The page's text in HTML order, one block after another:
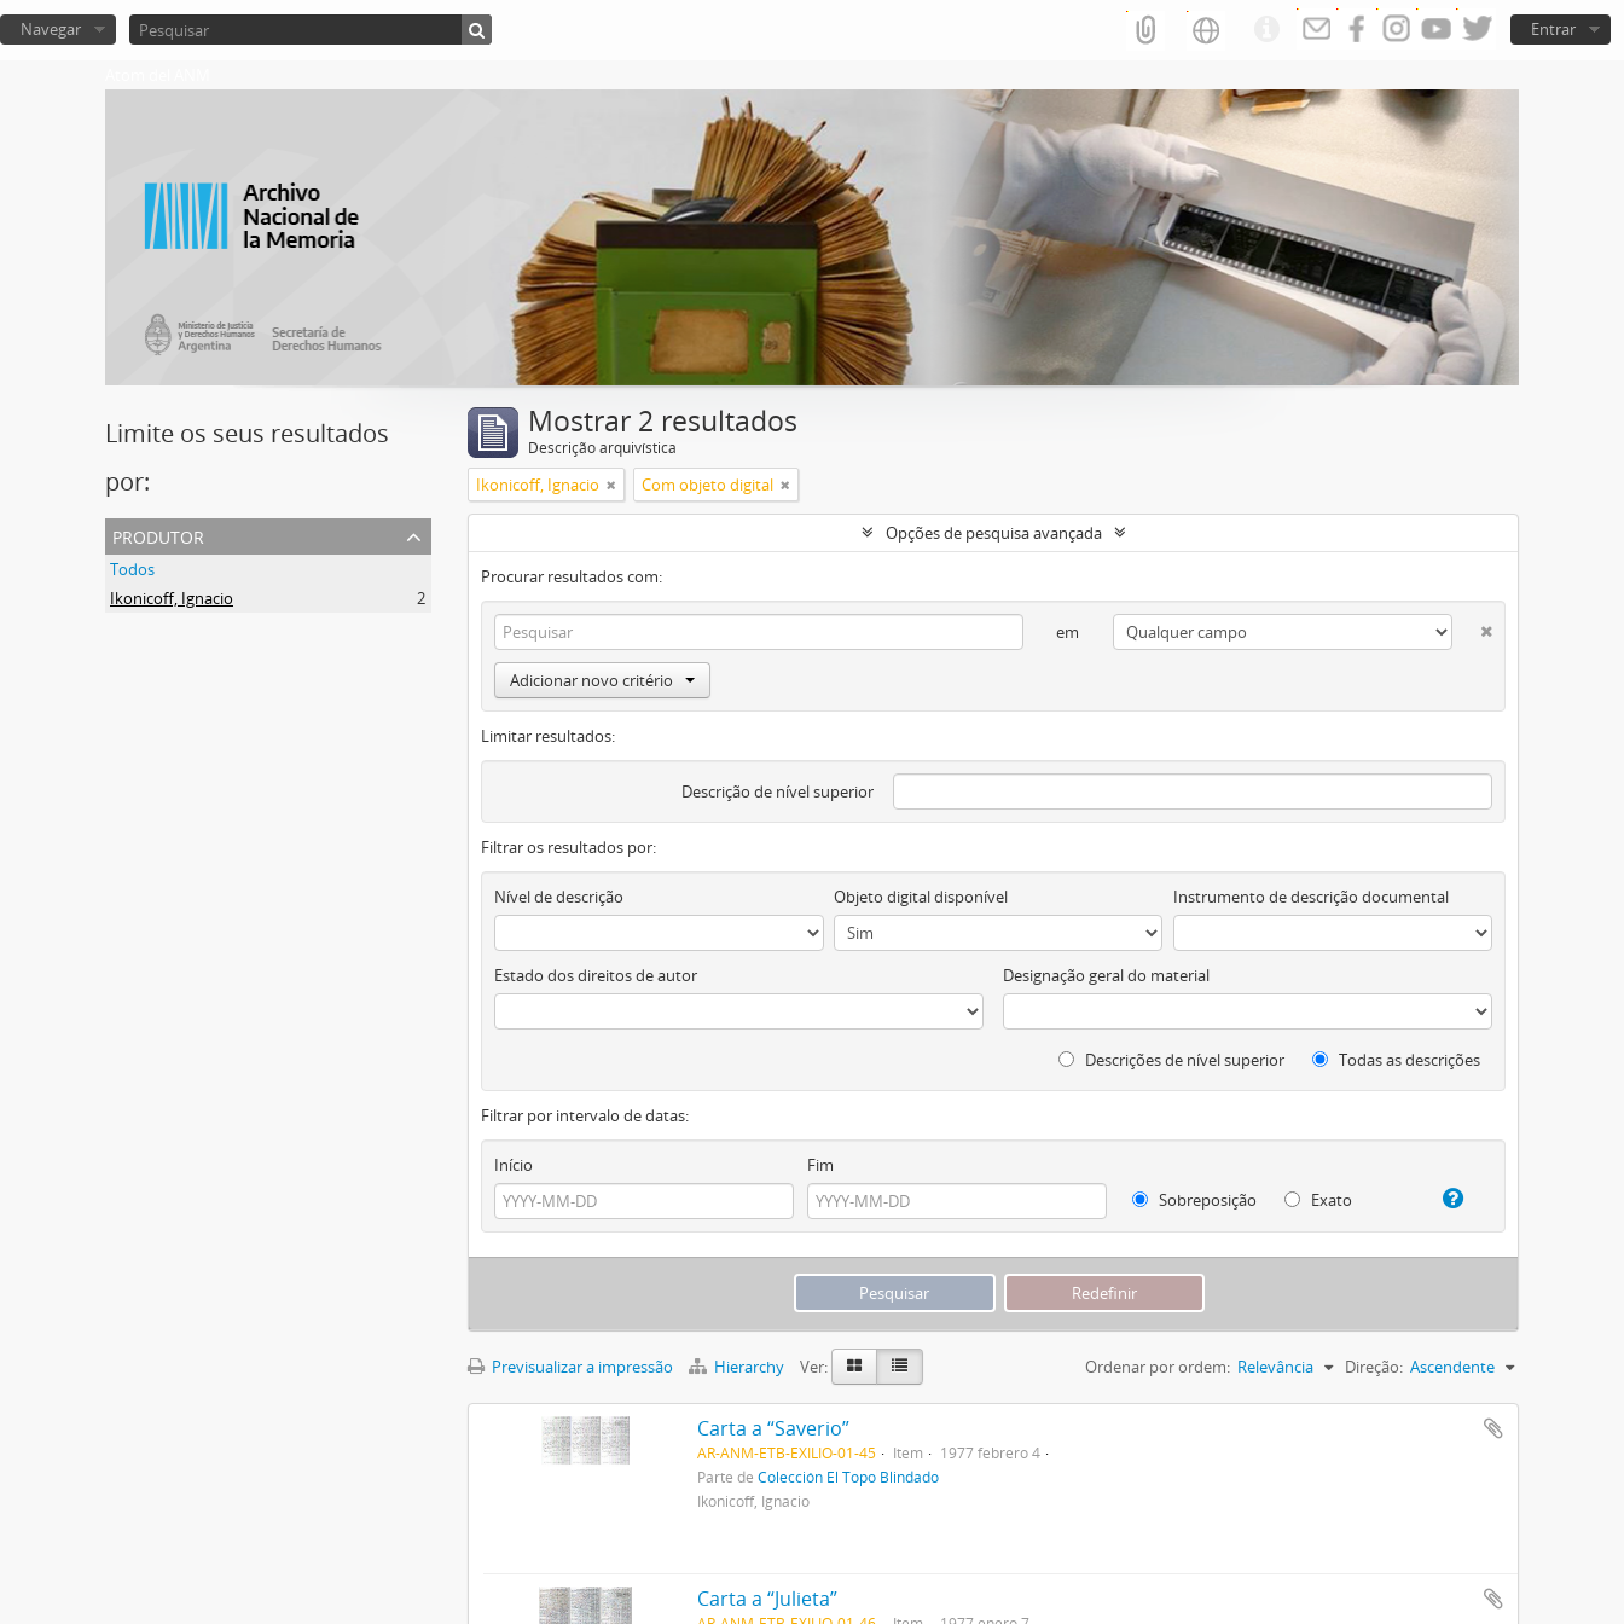
Entrar
Navegar
Limite os seus resultados
por:
produtor
Todos
Ikonicoff, Ignacio
2
Mostrar 2 resultados
Descrição arquivística
Ikonicoff, Ignacio Com objeto digital
Opções de pesquisa avançada
Procurar resultados com:
em
Adicionar novo critério
Limitar resultados:
Descrição de nível superior
Filtrar os resultados por:
Nível de descrição Objeto digital disponível Instrumento de descrição documental
Estado dos direitos de autor Designação geral do material
Descrições de nível superior Todas as descrições
Filtrar por intervalo de datas:
Início
Fim
Sobreposição
Exato
Previsualizar a impressão Hierarchy Ver: Ordenar por ordem: Relevância Direção: Ascendente
Carta a “Saverio”
AR-ANM-ETB-EXILIO-01-45 Item
1977 febrero 4
Parte deColección El Topo Blindado
Ikonicoff, Ignacio
Carta a “Julieta”